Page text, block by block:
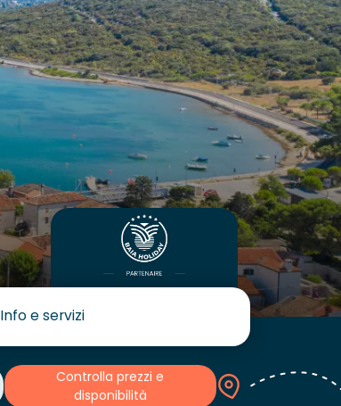
Info e servizi
Controlla prezzi e
disponibilità